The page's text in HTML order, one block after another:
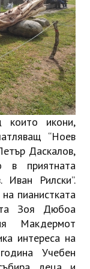
които икони,
“Ноев
Даскалов,
в приятната
Иван Рилски”.
пианистката
Зоя Дюбоа
Макдермот
интереса на
Учебен